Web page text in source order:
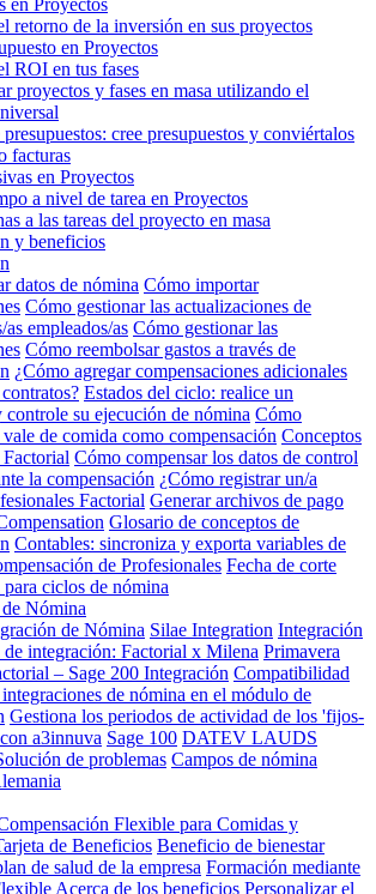
retorno de la inversión en sus proyectos
en Proyectos
ROI en tus fases
proyectos y fases en masa utilizando el
cree presupuestos y conviértalos
facturas
en Proyectos
a nivel de tarea en Proyectos
a las tareas del proyecto en masa
y beneficios
datos de nómina Cómo importar
Cómo gestionar las actualizaciones de
empleados/as Cómo gestionar las
Cómo reembolsar gastos a través de
¿Cómo agregar compensaciones adicionales
Estados del ciclo: realice un
controle su ejecución de nómina Cómo
de comida como compensación Conceptos
Cómo compensar los datos de control
la compensación ¿Cómo registrar un/a
Factorial Generar archivos de pago
Glosario de conceptos de
Contables: sincroniza y exporta variables de
de Profesionales Fecha de corte
ciclos de nómina
Nómina
de Nómina Silae Integration Integración
de integración: Factorial x Milena Primavera
– Sage 200 Integración Compatibilidad
de nómina en el módulo de
Gestiona los periodos de actividad de los 'fijos-
a3innuva Sage 100 DATEV LAUDS
de problemas Campos de nómina
Flexible para Comidas y
de Beneficios Beneficio de bienestar
de salud de la empresa Formación mediante
Acerca de los beneficios Personalizar el